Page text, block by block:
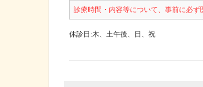
診療時間・内容等について、事前に必ず
休診日:木、土午後、日、祝